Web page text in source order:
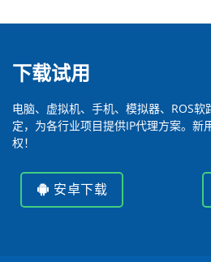
下载试用
电脑、虚拟机、手机、模拟器、ROS软
定，为各行业项目提供IP代理方案。新
权！
安卓下载